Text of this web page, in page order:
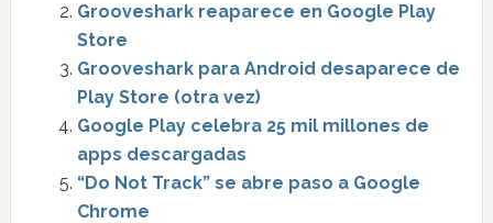
Grooveshark reaparece en Google Play
Store
Grooveshark para Android desaparece de
Play Store (otra vez)
Google Play celebra 25 mil millones de
apps descargadas
“Do Not Track” se abre paso a Google
Chrome